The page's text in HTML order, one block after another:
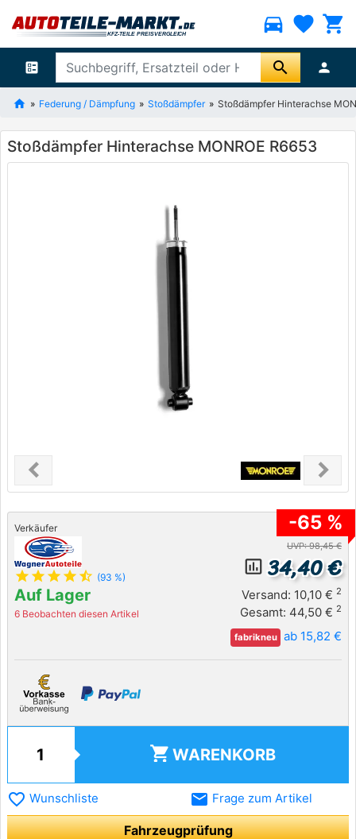
directions_car favorite shopping_cart
ballot search person
Federung / Dämpfung Stoßdämpfer Stoßdämpfer Hinterachse
Stoßdämpfer Hinterachse MONROE R6653
chevron_leftPrevious chevron_right
Next
Verkäufer
star star star star star_half (93 %)
Auf Lager
6 Beobachten diesen Artikel
-65 %
UVP: 98,45 €
insert_chart_outlined 34,40 €
Versand: 10,10 € 2
Gesamt: 44,50 € 2
fabrikneu ab 15,82 €
shopping_cart WARENKORB
favorite_border Wunschliste email Frage zum Artikel
Fahrzeugprüfung